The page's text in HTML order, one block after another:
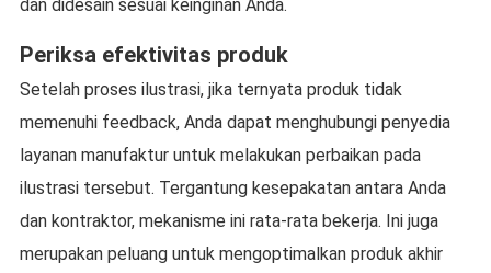
dan didesain sesuai keinginan Anda.
Periksa efektivitas produk
Setelah proses ilustrasi, jika ternyata produk tidak
memenuhi feedback, Anda dapat menghubungi penyedia
layanan manufaktur untuk melakukan perbaikan pada
ilustrasi tersebut. Tergantung kesepakatan antara Anda
dan kontraktor, mekanisme ini rata-rata bekerja. Ini juga
merupakan peluang untuk mengoptimalkan produk akhir